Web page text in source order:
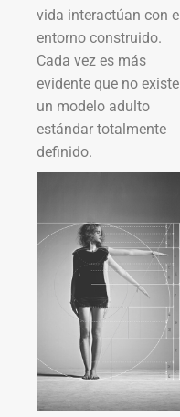
vida interactúan con el
entorno construido.
Cada vez es más
evidente que no existe
un modelo adulto
estándar totalmente
definido.